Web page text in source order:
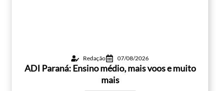
Redação 07/08/2026
ADI Paraná: Ensino médio, mais voos e muito
mais